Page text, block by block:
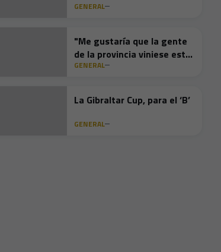
GENERAL
"Me gustaría que la gente
de la provincia viniese este
domingo"
GENERAL
La Gibraltar Cup, para el ‘B’
GENERAL